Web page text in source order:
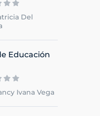
Del
Educación
Ivana Vega